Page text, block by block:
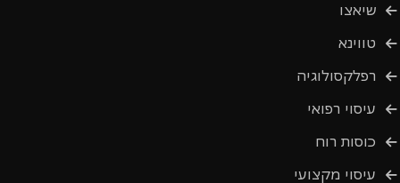
שיאצו
טווינא
רפלקסולוגיה
עיסוי רפואי
כוסות רוח
עיסוי מקצועי